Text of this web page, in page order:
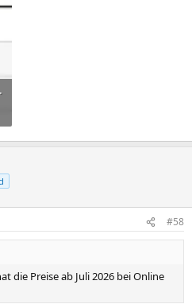
#58
die Preise ab Juli 2026 bei Online